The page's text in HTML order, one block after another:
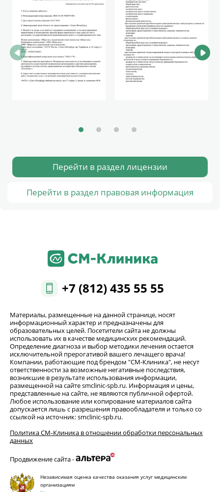
Перейти в раздел лицензии
Перейти в раздел правовая информация
+7 (812) 435 55 55
Материалы, размещенные на данной странице, носят
информационный характер и предназначены для
образовательных целей. Посетители сайта не должны
использовать их в качестве медицинских рекомендаций.
Определение диагноза и выбор методики лечения остается
исключительной прерогативой вашего лечащего врача!
Компании, работающие под брендом "СМ-Клиника", не несут
ответственности за возможные негативные последствия,
возникшие в результате использования информации,
размещенной на сайте smclinic-spb.ru. Информация и цены,
представленные на сайте, не являются публичной офертой.
Любое использование или копирование материалов сайта
допускается лишь с разрешения правообладателя и только со
ссылкой на источник: smclinic-spb.ru.
Политика СМ‑Клиника в отношении обработки персональных
данных
Продвижение сайта -
Независимая оценка качества оказания услуг медицинским
организациям